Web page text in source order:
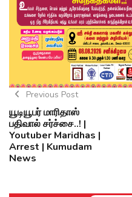
Previous Post
யூடியூபர் மாரிதாஸ்
பதிவால் சர்ச்சை..! |
Youtuber Maridhas |
Arrest | Kumudam
News